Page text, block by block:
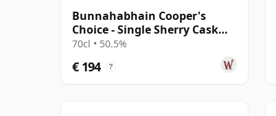
Bunnahabhain Cooper's
Choice - Single Sherry Cask
#1426 2001 19 jaar oud
70cl • 50.5%
€ 194 ?